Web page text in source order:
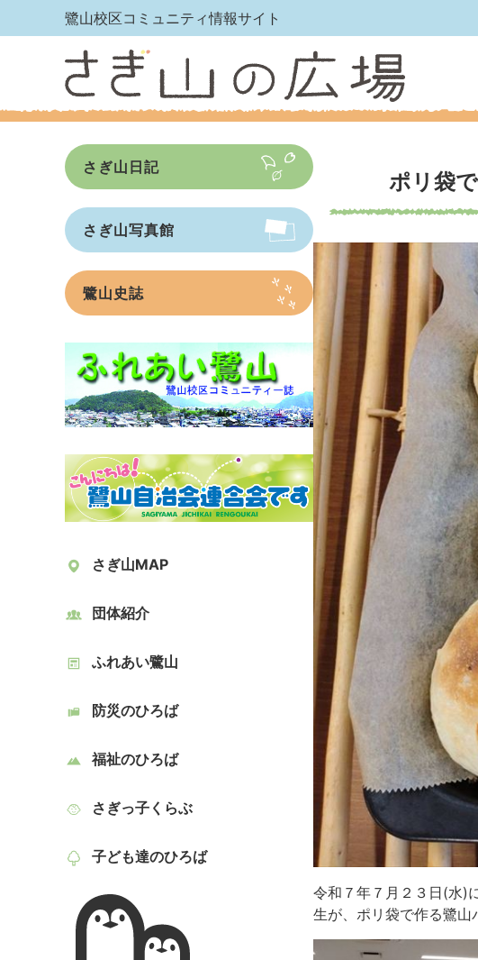
鷺山校区コミュニティ情報サイト
ポリ袋
令和７年７月２３日(水)
生が、ポリ袋で作る鷺山
さぎ山日記
さぎ山写真館
鷺山史誌
さぎ山MAP
団体紹介
ふれあい鷺山
防災のひろば
福祉のひろば
さぎっ子くらぶ
子ども達のひろば